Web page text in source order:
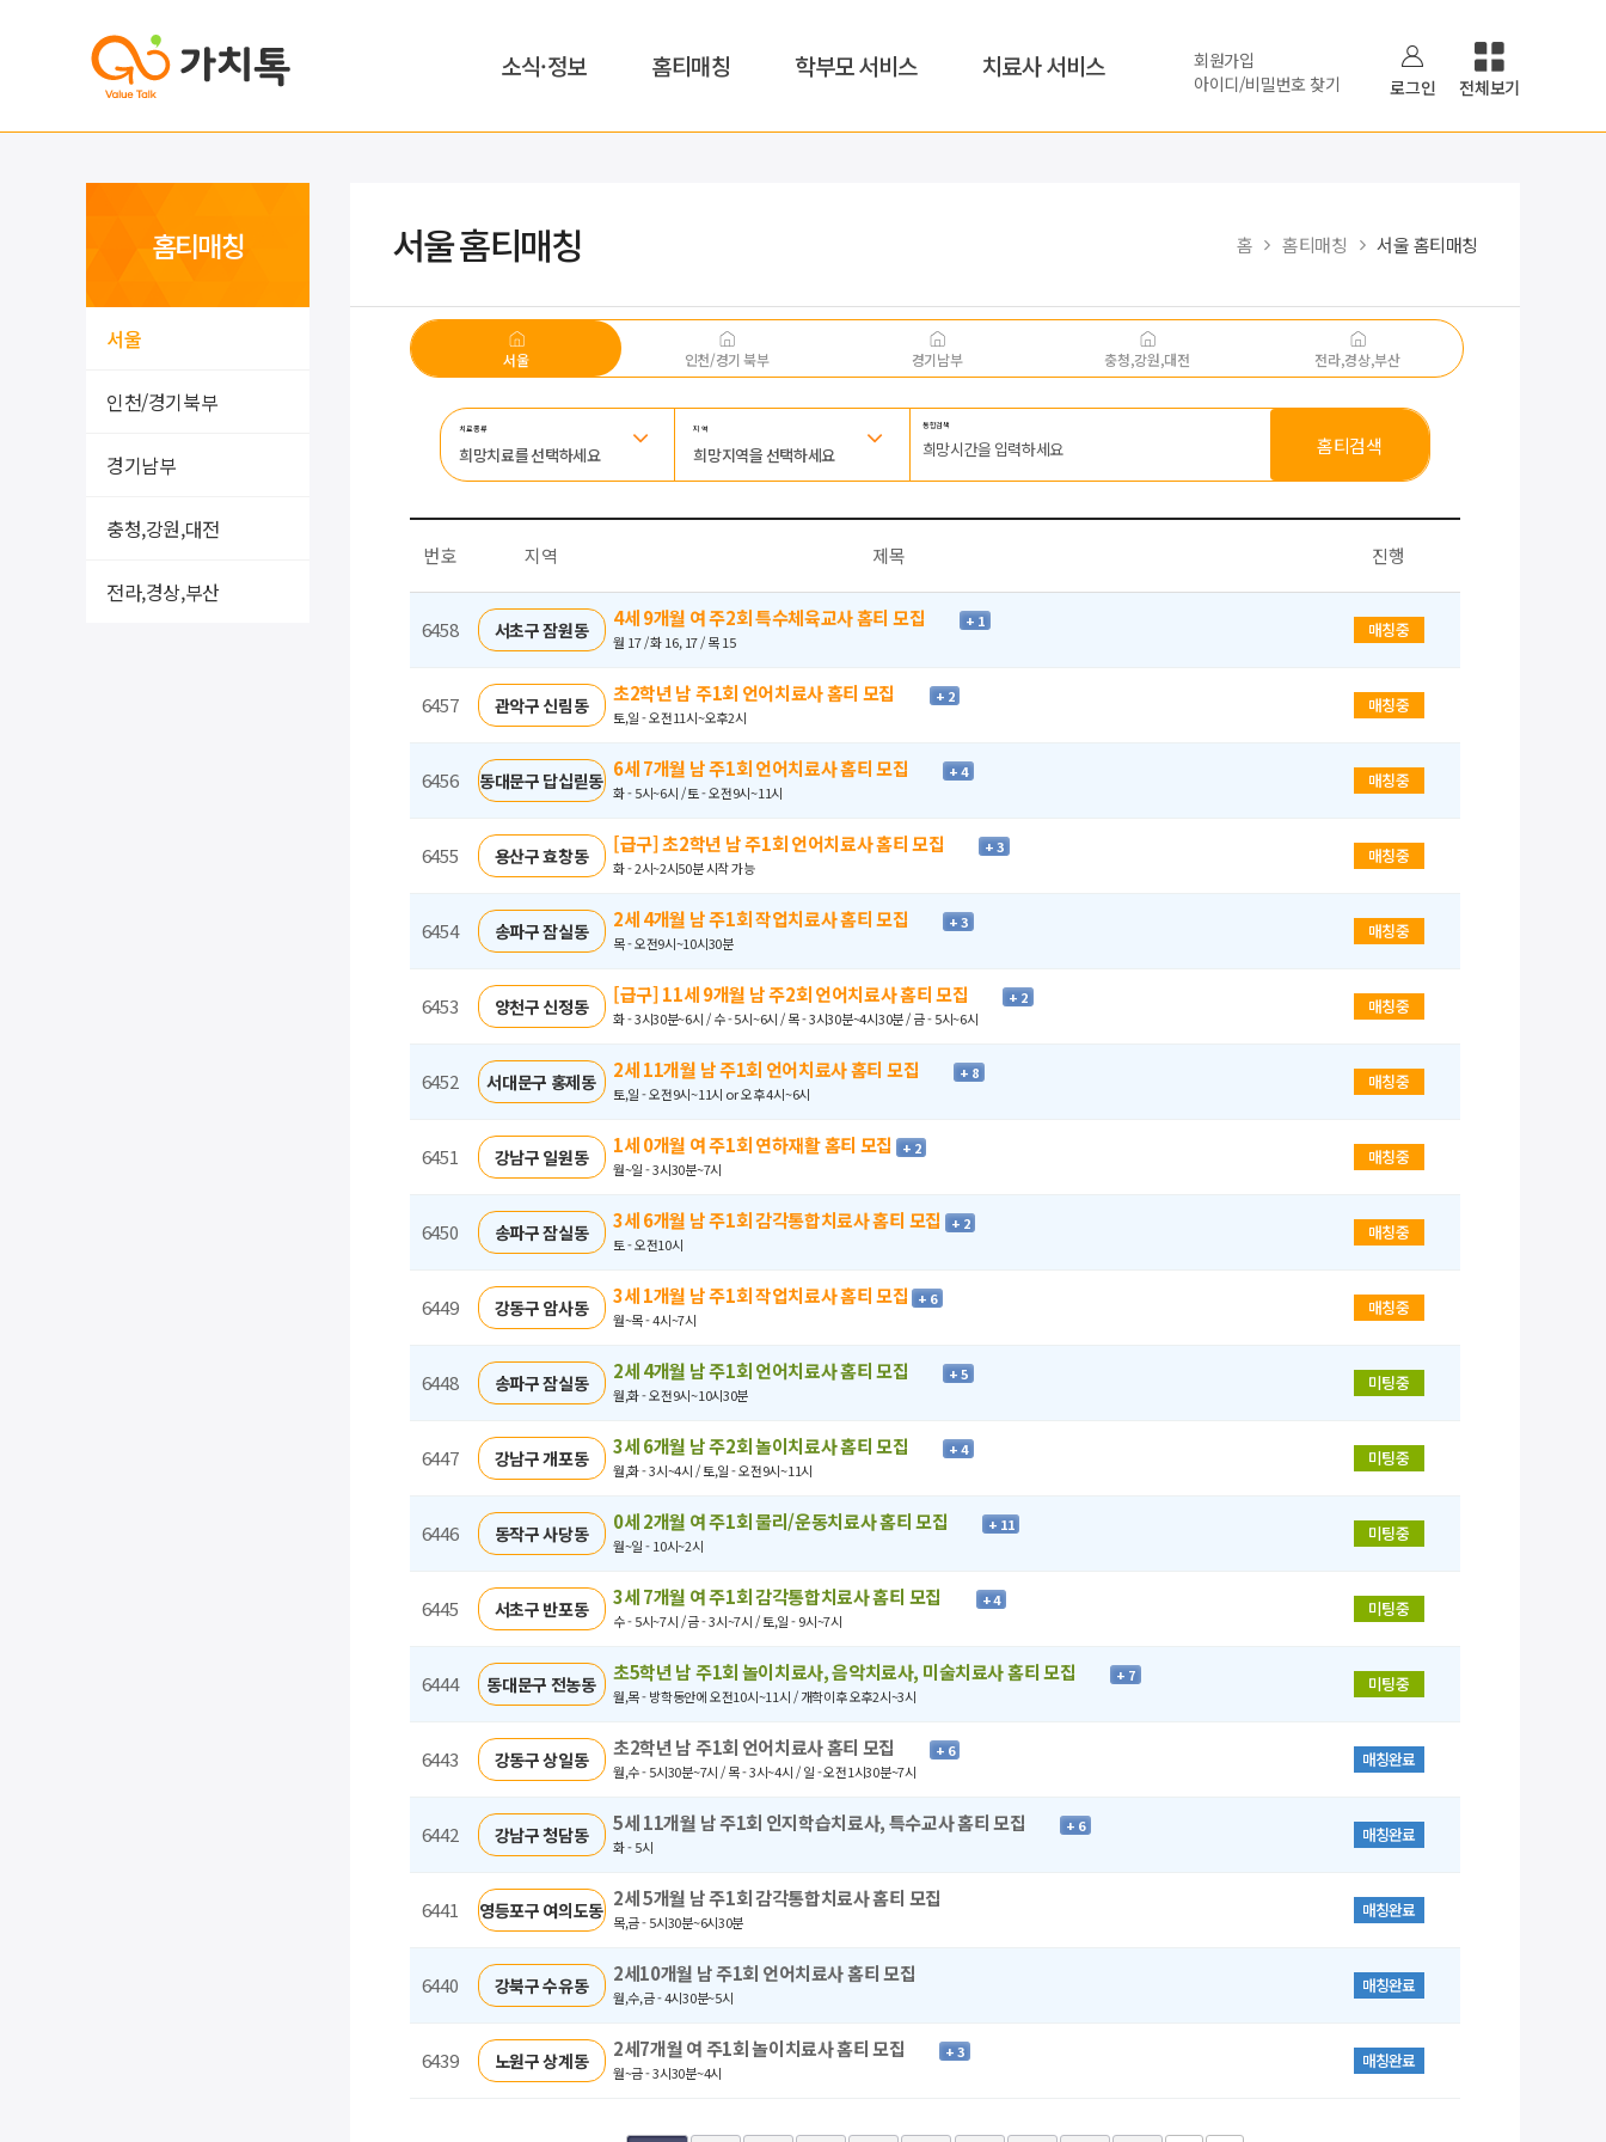
소식·정보 홈티매칭 학부모 서비스 치료사 서비스
회원가입
아이디/비밀번호 찾기
로그인 전체보기
홈티매칭
서울
인천/경기북부
경기남부
충청,강원,대전
전라,경상,부산
서울 홈티매칭 홈 홈티매칭 서울 홈티매칭
서울 인천/경기 북부 경기남부 충청,강원,대전 전라,경상,부산
치료종류
희망치료를 선택하세요
지 역
희망지역을 선택하세요
통합검색
번호 지역 제목 진행
6458 서초구 잠원동 4세 9개월 여 주2회 특수체육교사 홈티 모집
+ 1
월 17 / 화 16, 17 / 목 15
매칭중
6457 관악구 신림동 초2학년 남 주1회 언어치료사 홈티 모집
+ 2
토,일 - 오전11시~오후2시
매칭중
6456 동대문구 답십릳동 6세 7개월 남 주1회 언어치료사 홈티 모집
+ 4
화 - 5시~6시 / 토 - 오전9시~11시
매칭중
6455 용산구 효창동 [급구] 초2학년 남 주1회 언어치료사 홈티 모집
+ 3
화 - 2시~2시50분 시작 가능
매칭중
6454 송파구 잠실동 2세 4개월 남 주1회 작업치료사 홈티 모집
+ 3
목 - 오전9시~10시30분
매칭중
6453 양천구 신정동 [급구] 11세 9개월 남 주2회 언어치료사 홈티 모집
+ 2
화 - 3시30분~6시 / 수 - 5시~6시 / 목 - 3시30분~4시30분 / 금 - 5시~6시
매칭중
6452 서대문구 홍제동 2세 11개월 남 주1회 언어치료사 홈티 모집
+ 8
토,일 - 오전9시~11시 or 오후 4시~6시
매칭중
6451 강남구 일원동 1세 0개월 여 주1회 연하재활 홈티 모집
+ 2
월~일 - 3시30분~7시
매칭중
6450 송파구 잠실동 3세 6개월 남 주1회 감각통합치료사 홈티 모집
+ 2
토 - 오전10시
매칭중
6449 강동구 암사동 3세 1개월 남 주1회 작업치료사 홈티 모집 + 6
월~목 - 4시~7시
매칭중
6448 송파구 잠실동 2세 4개월 남 주1회 언어치료사 홈티 모집
+ 5
월,화 - 오전9시~10시30분
미팅중
6447 강남구 개포동 3세 6개월 남 주2회 놀이치료사 홈티 모집
+ 4
월,화 - 3시~4시 / 토,일 - 오전9시~11시
미팅중
6446 동작구 사당동 0세 2개월 여 주1회 물리/운동치료사 홈티 모집
+ 11
월~일 - 10시~2시
미팅중
6445 서초구 반포동 3세 7개월 여 주1회 감각통합치료사 홈티 모집
+ 4
수 - 5시~7시 / 금 - 3시~7시 / 토,일 - 9시~7시
미팅중
6444 동대문구 전농동 초5학년 남 주1회 놀이치료사, 음악치료사, 미술치료사 홈티 모집
+ 7
월,목 - 방학동안에 오전10시~11시 / 개학이후 오후2시~3시
미팅중
6443 강동구 상일동 초2학년 남 주1회 언어치료사 홈티 모집
+ 6
월,수 - 5시30분~7시 / 목 - 3시~4시 / 일 - 오전1시30분~7시
매칭완료
6442 강남구 청담동 5세 11개월 남 주1회 인지학습치료사, 특수교사 홈티 모집
+ 6
화 - 5시
매칭완료
6441 영등포구 여의도동 2세 5개월 남 주1회 감각통합치료사 홈티 모집
목,금 - 5시30분~6시30분
매칭완료
6440 강북구 수유동 2세10개월 남 주1회 언어치료사 홈티 모집
월,수,금 - 4시30분~5시
매칭완료
6439 노원구 상계동 2세7개월 여 주1회 놀이치료사 홈티 모집
+ 3
월~금 - 3시30분~4시
매칭완료